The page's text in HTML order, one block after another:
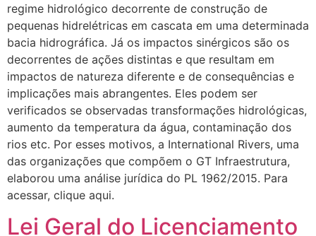
regime hidrológico decorrente de construção de
pequenas hidrelétricas em cascata em uma determinada
bacia hidrográfica. Já os impactos sinérgicos são os
decorrentes de ações distintas e que resultam em
impactos de natureza diferente e de consequências e
implicações mais abrangentes. Eles podem ser
verificados se observadas transformações hidrológicas,
aumento da temperatura da água, contaminação dos
rios etc. Por esses motivos, a International Rivers, uma
das organizações que compõem o GT Infraestrutura,
elaborou uma análise jurídica do PL 1962/2015. Para
acessar, clique aqui.
Lei Geral do Licenciamento